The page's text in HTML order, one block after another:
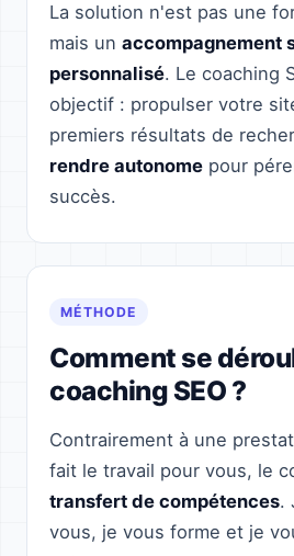
La solution n'est pas une
mais un accompagnement
personnalisé. Le coaching
objectif : propulser votre
premiers résultats de
rendre autonome pour
succès.
MÉTHODE
Comment se
coaching SEO ?
Contrairement à une
fait le travail pour vous, le
transfert de compétences.
vous, je vous forme et je